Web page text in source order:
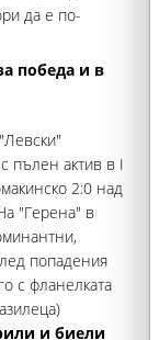
да е по-
победа и в
пълен актив в I
2:0 над
"Герена" в
попадения
с фланелката
и биели